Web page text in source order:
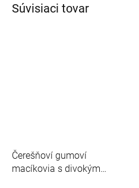
Súvisiaci tovar
Čerešňoví gumoví
macíkovia s divokým